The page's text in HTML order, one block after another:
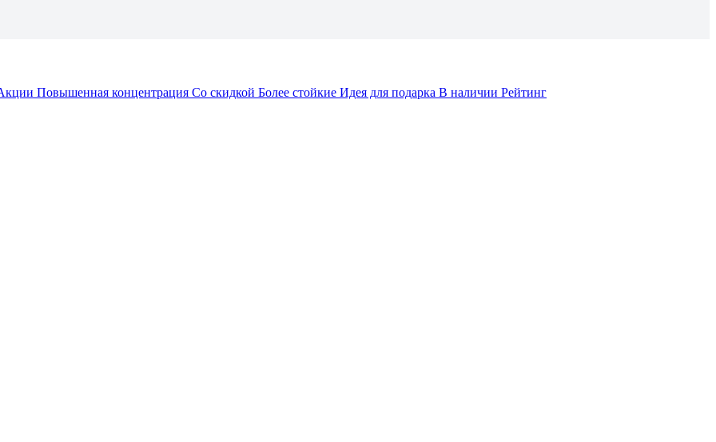
Повышенная концентрация Со скидкой Более стойкие Идея для подарка В наличии Рейтинг